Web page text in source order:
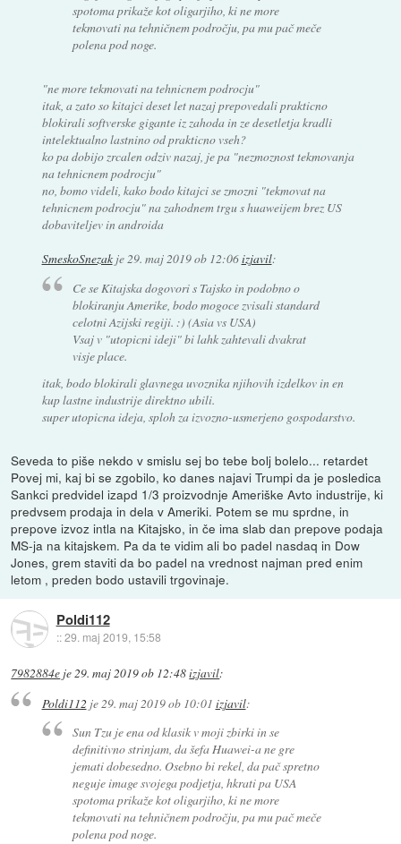
spotoma prikaže kot oligarjiho, ki ne more
tekmovati na tehničnem področju, pa mu pač meče
polena pod noge.
"ne more tekmovati na tehnicnem podrocju"
itak, a zato so kitajci deset let nazaj prepovedali prakticno
blokirali softverske gigante iz zahoda in ze desetletja kradli
intelektualno lastnino od prakticno vseh?
ko pa dobijo zrcalen odziv nazaj, je pa "nezmoznost tekmovanja
na tehnicnem podrocju"
no, bomo videli, kako bodo kitajci se zmozni "tekmovat na
tehnicnem podrocju" na zahodnem trgu s huaweijem brez US
dobaviteljev in androida
SmeskoSnezakje29. maj 2019 ob 12:06izjavil:
Ce se Kitajska dogovori s Tajsko in podobno o
blokiranju Amerike, bodo mogoce zvisali standard
celotni Azijski regiji. :) (Asia vs USA)
Vsaj v "utopicni ideji" bi lahk zahtevali dvakrat
visje place.
itak, bodo blokirali glavnega uvoznika njihovih izdelkov in en
kup lastne industrije direktno ubili.
super utopicna ideja, sploh za izvozno-usmerjeno gospodarstvo.
Seveda to piše nekdo v smislu sej bo tebe bolj bolelo... retardet
Povej mi, kaj bi se zgobilo, ko danes najavi Trumpi da je posledica
Sankci predvidel izapd 1/3 proizvodnje Ameriške Avto industrije, ki
predvsem prodaja in dela v Ameriki. Potem se mu sprdne, in
prepove izvoz intla na Kitajsko, in če ima slab dan prepove podaja
MS-ja na kitajskem. Pa da te vidim ali bo padel nasdaq in Dow
Jones, grem staviti da bo padel na vrednost najman pred enim
letom , preden bodo ustavili trgovinaje.
Poldi112
::29. maj 2019, 15:58
7982884e je29. maj 2019 ob 12:48izjavil:
Poldi112je 29. maj 2019 ob 10:01 izjavil:
Sun Tzu je ena od klasik v moji zbirki in se
definitivno strinjam, da šefa Huawei-a ne gre
jemati dobesedno. Osebno bi rekel, da pač spretno
neguje image svojega podjetja, hkrati pa USA
spotoma prikaže kot oligarjiho, ki ne more
tekmovati na tehničnem področju, pa mu pač meče
polena pod noge.